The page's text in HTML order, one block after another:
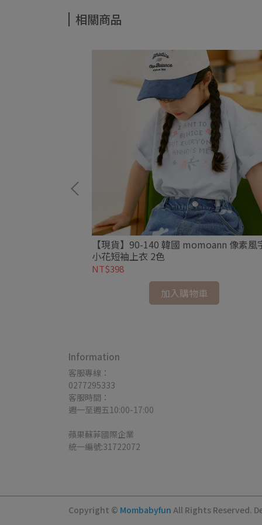
相關商品
【現貨】90-140 韓國 momoann 像素風
小花短袖上衣 2色
NT$398
加入購物車
Information
客服專線：
0277295333
客服時間：
週一至週五10:00-17:00
蘋果蘇菲國際企業
統一編號:31722072
Copyright © Mombabyfun All Rights Reserved.